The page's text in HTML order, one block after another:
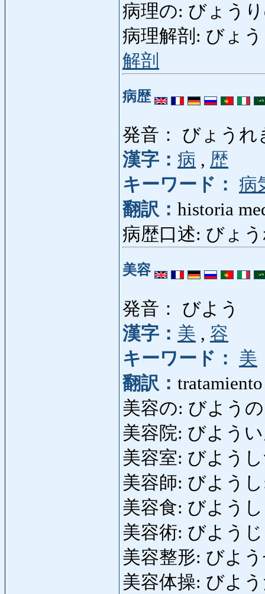
病理の: びょう
病理解剖: びょう
解剖
病歴
発音： びょうれ
漢字： 病 , 歴
キーワード： 病
翻訳： historia
病歴口述: びょ
美容
発音： びよう
漢字： 美 , 容
キーワード：
美
翻訳：
美容の: びよう
美容院: びよう
美容室: びよう
美容師: びようし
美容食: びよう
美容術: びよう
美容整形: びよ
美容体操: びよ